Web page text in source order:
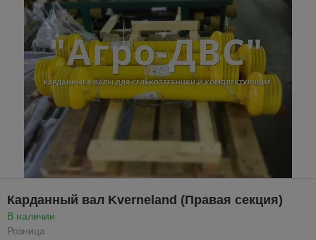
Карданный вал Kverneland (Правая секция)
В наличии
Розница